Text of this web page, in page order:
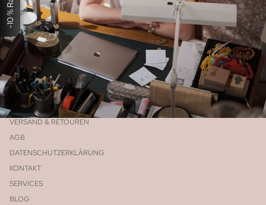
VERSAND & RETOUREN
AGB
DATENSCHUTZERKLÄRUNG
KONTAKT
SERVICES
BLOG